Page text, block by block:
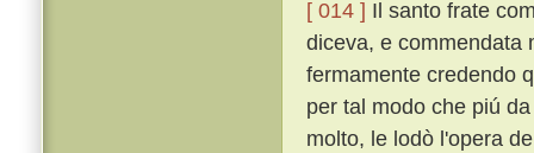
[ 014 ] Il santo frate
diceva, e commendata
fermamente credendo
per tal modo che piú
molto, le lodò l'opera